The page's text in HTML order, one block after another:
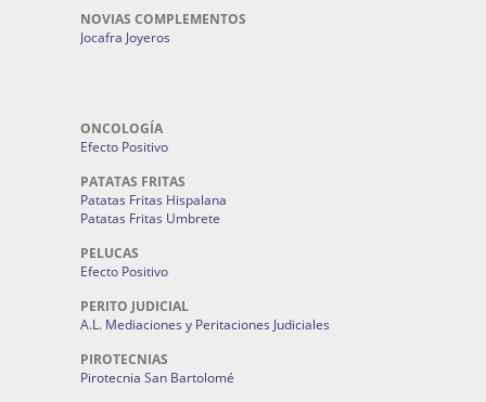
NOVIAS COMPLEMENTOS
Jocafra Joyeros
ONCOLOGÍA
Efecto Positivo
PATATAS FRITAS
Patatas Fritas Hispalana
Patatas Fritas Umbrete
PELUCAS
Efecto Positivo
PERITO JUDICIAL
A.L. Mediaciones y Peritaciones Judiciales
PIROTECNIAS
Pirotecnia San Bartolomé